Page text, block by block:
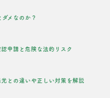
メなのか？
申請と危険な法的リスク
との違いや正しい対策を解説